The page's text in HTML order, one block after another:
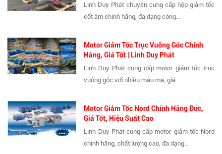
Linh Duy Phát chuyên cung cấp hộp giảm tốc
cốt âm chính hãng, đa dạng công...
Motor Giảm Tốc Trục Vuông Góc Chính
Hãng, Giá Tốt | Linh Duy Phát
Linh Duy Phát cung cấp motor giảm tốc trục
vuông góc với nhiều mẫu mã, giá...
Motor Giảm Tốc Nord Chính Hãng Đức,
Giá Tốt, Hiệu Suất Cao
Linh Duy Phát cung cấp motor giảm tốc Nord
chính hãng, chất lượng cao, đa dạng...